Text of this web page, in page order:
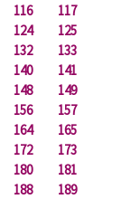
116
117
124
125
132
133
140
141
148
149
156
157
164
165
172
173
180
181
188
189